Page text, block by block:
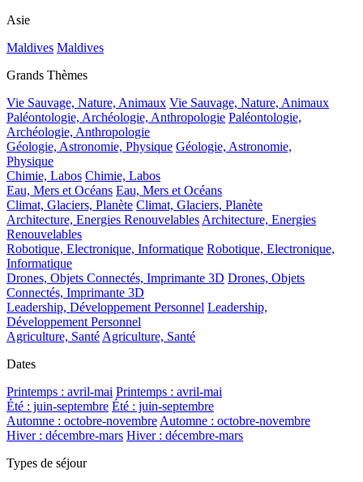
Asie
Maldives Maldives
Grands Thèmes
Vie Sauvage, Nature, Animaux Vie Sauvage, Nature, Animaux
Paléontologie, Archéologie, Anthropologie Paléontologie,
Archéologie, Anthropologie
Géologie, Astronomie, Physique Géologie, Astronomie,
Physique
Chimie, Labos Chimie, Labos
Eau, Mers et Océans Eau, Mers et Océans
Climat, Glaciers, Planète Climat, Glaciers, Planète
Architecture, Energies Renouvelables Architecture, Energies
Renouvelables
Robotique, Electronique, Informatique Robotique, Electronique,
Informatique
Drones, Objets Connectés, Imprimante 3D Drones, Objets
Connectés, Imprimante 3D
Leadership, Développement Personnel Leadership,
Développement Personnel
Agriculture, Santé Agriculture, Santé
Dates
Printemps : avril-mai Printemps : avril-mai
Été : juin-septembre Été : juin-septembre
Automne : octobre-novembre Automne : octobre-novembre
Hiver : décembre-mars Hiver : décembre-mars
Types de séjour